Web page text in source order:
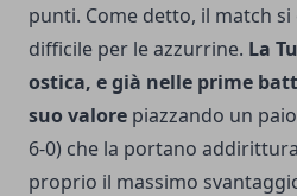
punti. Come detto, il match
difficile per le azzurrine. La
ostica, e già nelle prime
suo valore piazzando un
6-0) che la portano
proprio il massimo